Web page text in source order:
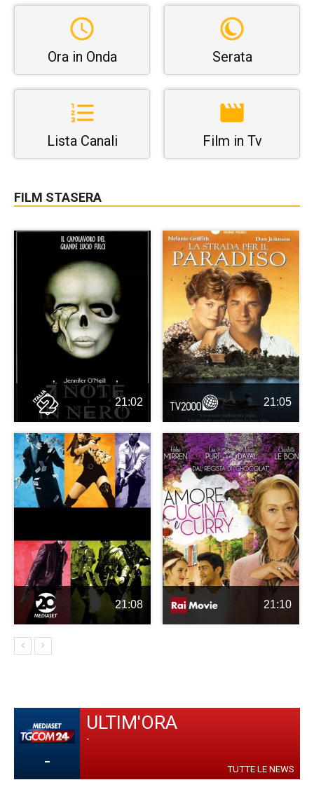
Ora in Onda Serata
Lista Canali Film in Tv
FILM STASERA
21:02 21:05
21:08 21:10
-
ULTIM'ORA
-
TUTTE LE NEWS